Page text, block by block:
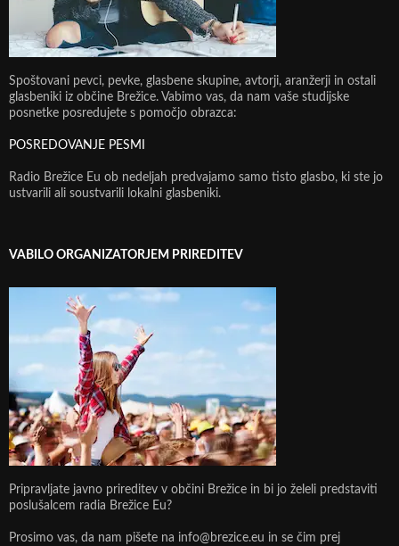
Spoštovani pevci, pevke, glasbene skupine, avtorji, aranžerji in ostali
glasbeniki iz občine Brežice. Vabimo vas, da nam vaše studijske
posnetke posredujete s pomočjo obrazca:
POSREDOVANJE PESMI
Radio Brežice Eu ob nedeljah predvajamo samo tisto glasbo, ki ste jo
ustvarili ali soustvarili lokalni glasbeniki.
VABILO ORGANIZATORJEM PRIREDITEV
Pripravljate javno prireditev v občini Brežice in bi jo želeli predstaviti
poslušalcem radia Brežice Eu?
Prosimo vas, da nam pišete na info@brezice.eu in se čim prej